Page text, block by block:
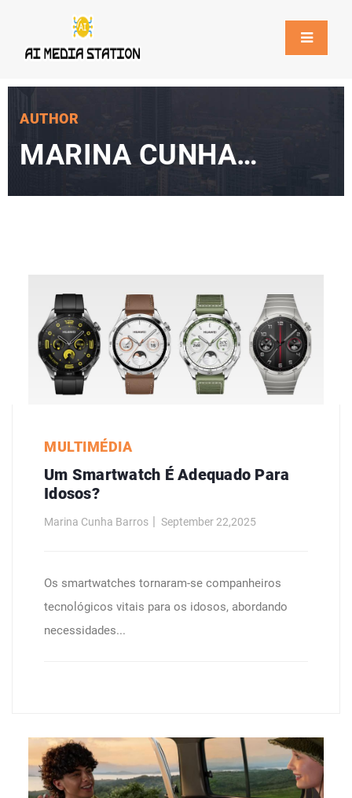
AUTHOR
MARINA CUNHA
BARROS
MULTIMÉDIA
Um Smartwatch É Adequado Para
Idosos?
Marina Cunha Barros September 22,2025
Os smartwatches tornaram-se companheiros
tecnológicos vitais para os idosos, abordando
necessidades...